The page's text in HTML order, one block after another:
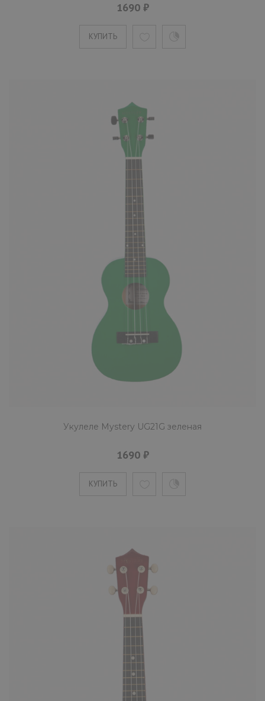
Укулеле Mystery UG21W белая
1690 ₽
нейлоновые струны, причем ..
КУПИТЬ
Укулеле Mystery UG21Y желтая
1690 ₽
Mystery UG21Y сопрано-укулеле желтого
липы. Бридж инс..
КУПИТЬ
Mystery UG23BK укулеле размера концерт.
Бридж укулеле сд..
Укулеле Mystery UG23BL синяя
1770 ₽
Корпус инструмента изготовлен из липы.
Бридж укулеле сделан ..
1690 ₽
КУПИТЬ
Укулеле Mystery UG21G зеленая
1690 ₽
КУПИТЬ